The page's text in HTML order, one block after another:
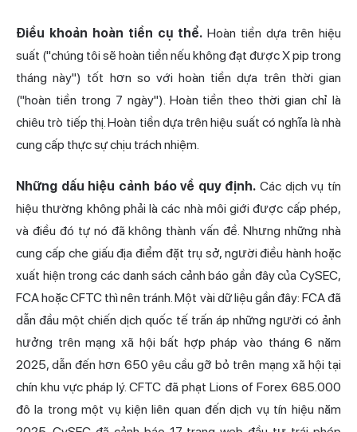
Điều khoản hoàn tiền cụ thể. Hoàn tiền dựa trên hiệu
suất ("chúng tôi sẽ hoàn tiền nếu không đạt được X pip trong
tháng này") tốt hơn so với hoàn tiền dựa trên thời gian
("hoàn tiền trong 7 ngày"). Hoàn tiền theo thời gian chỉ là
chiêu trò tiếp thị. Hoàn tiền dựa trên hiệu suất có nghĩa là nhà
cung cấp thực sự chịu trách nhiệm.
Những dấu hiệu cảnh báo về quy định. Các dịch vụ tín
hiệu thường không phải là các nhà môi giới được cấp phép,
và điều đó tự nó đã không thành vấn đề. Nhưng những nhà
cung cấp che giấu địa điểm đặt trụ sở, người điều hành hoặc
xuất hiện trong các danh sách cảnh báo gần đây của CySEC,
FCA hoặc CFTC thì nên tránh. Một vài dữ liệu gần đây: FCA đã
dẫn đầu một chiến dịch quốc tế trấn áp những người có ảnh
hưởng trên mạng xã hội bất hợp pháp vào tháng 6 năm
2025, dẫn đến hơn 650 yêu cầu gỡ bỏ trên mạng xã hội tại
chín khu vực pháp lý. CFTC đã phạt Lions of Forex 685.000
đô la trong một vụ kiện liên quan đến dịch vụ tín hiệu năm